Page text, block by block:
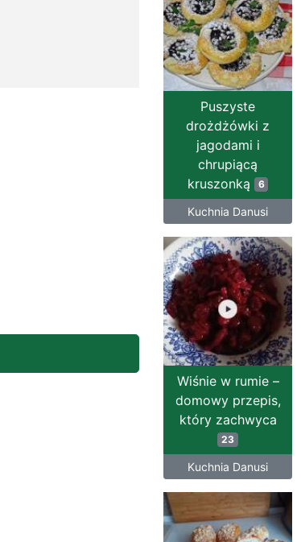
Puszyste
drożdżówki z
jagodami i
chrupiącą
kruszonką
6
Kuchnia Danusi
Wiśnie w rumie –
domowy przepis,
który zachwyca
23
Kuchnia Danusi